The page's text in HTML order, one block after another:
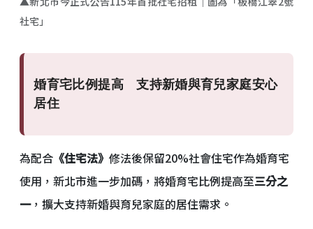
社宅」
婚育宅比例提高 支持新婚與育兒家庭安心
居住
為配合 《住宅法》 修法後保留20%社會住宅作為婚育宅
使用，新北市進一步加碼，將婚育宅比例提高至三分之
一，擴大支持新婚與育兒家庭的居住需求。